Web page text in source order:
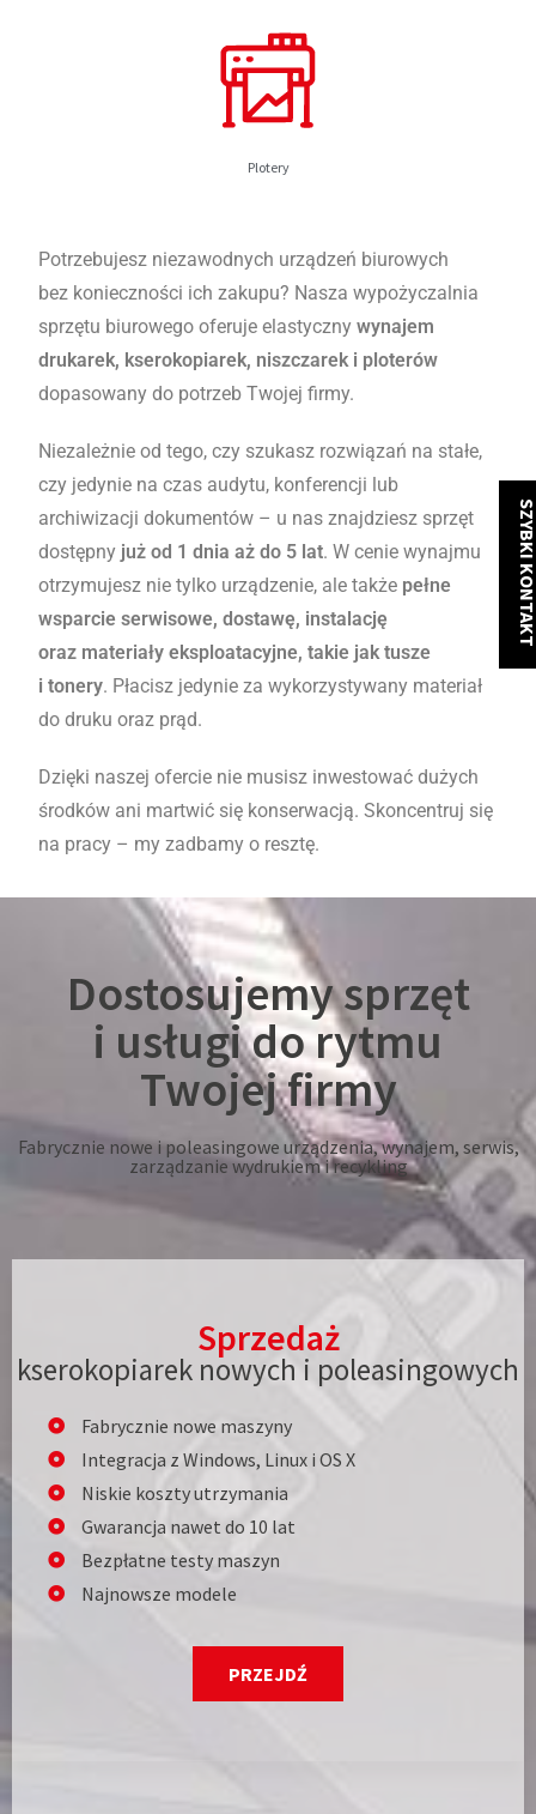
Plotery
Potrzebujesz niezawodnych urządzeń biurowych
bez konieczności ich zakupu? Nasza wypożyczalnia
sprzętu biurowego oferuje elastycznywynajem
drukarek, kserokopiarek, niszczarek i ploterów
dopasowany do potrzeb Twojej firmy.
Niezależnie od tego, czy szukasz rozwiązań na stałe,
czy jedynie na czas audytu, konferencji lub
archiwizacji dokumentów – u nas znajdziesz sprzęt
dostępny już od 1 dnia aż do 5 lat. W cenie wynajmu
otrzymujesz nie tylko urządzenie, ale także pełne
wsparcie serwisowe, dostawę, instalację
oraz materiały eksploatacyjne, takie jak tusze
i tonery. Płacisz jedynie za wykorzystywany materiał
do druku oraz prąd.
Dzięki naszej ofercie nie musisz inwestować dużych
środków ani martwić się konserwacją. Skoncentruj się
na pracy – my zadbamy o resztę.
Dostosujemy sprzęt
i usługi do rytmu
Twojej firmy
Fabrycznie nowe i poleasingowe urządzenia, wynajem, serwis,
zarządzanie wydrukiem i recykling
Sprzedaż
kserokopiarek nowych i poleasingowych
Fabrycznie nowe maszyny
Integracja z Windows, Linux i OS X
Niskie koszty utrzymania
Gwarancja nawet do 10 lat
Bezpłatne testy maszyn
Najnowsze modele
PRZEJDŹ
SZYBKI